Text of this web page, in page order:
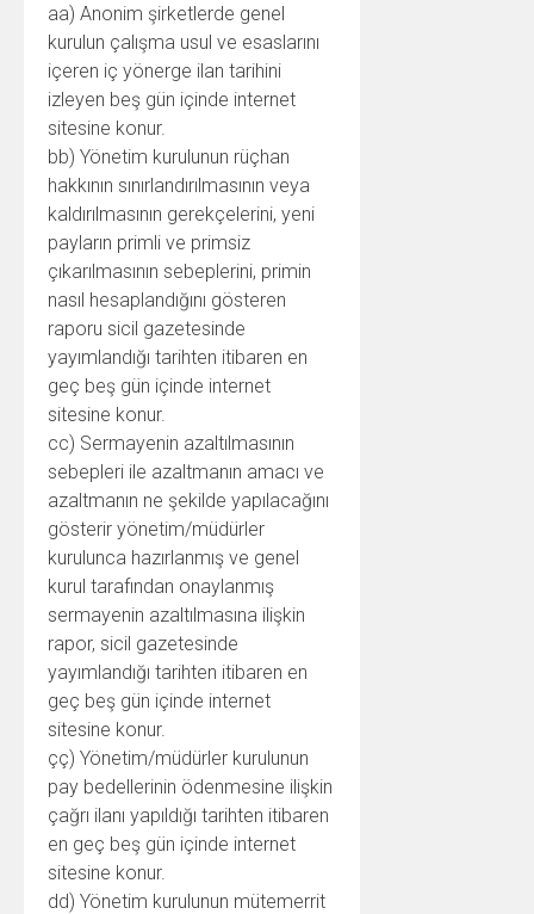
aa) Anonim şirketlerde genel
kurulun çalışma usul ve esaslarını
içeren iç yönerge ilan tarihini
izleyen beş gün içinde internet
sitesine konur.
bb) Yönetim kurulunun rüçhan
hakkının sınırlandırılmasının veya
kaldırılmasının gerekçelerini, yeni
payların primli ve primsiz
çıkarılmasının sebeplerini, primin
nasıl hesaplandığını gösteren
raporu sicil gazetesinde
yayımlandığı tarihten itibaren en
geç beş gün içinde internet
sitesine konur.
cc) Sermayenin azaltılmasının
sebepleri ile azaltmanın amacı ve
azaltmanın ne şekilde yapılacağını
gösterir yönetim/müdürler
kurulunca hazırlanmış ve genel
kurul tarafından onaylanmış
sermayenin azaltılmasına ilişkin
rapor, sicil gazetesinde
yayımlandığı tarihten itibaren en
geç beş gün içinde internet
sitesine konur.
çç) Yönetim/müdürler kurulunun
pay bedellerinin ödenmesine ilişkin
çağrı ilanı yapıldığı tarihten itibaren
en geç beş gün içinde internet
sitesine konur.
dd) Yönetim kurulunun mütemerrit